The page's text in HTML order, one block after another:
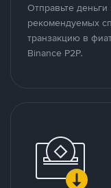
Отправьте
рекомендуемых
транзакцию в
Binance P2P.